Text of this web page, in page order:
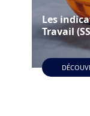
Les
Travail